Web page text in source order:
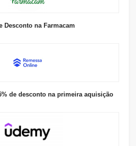
Desconto na Farmacam
de desconto na primeira aquisição